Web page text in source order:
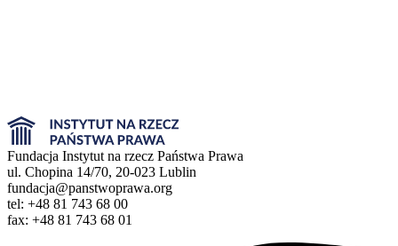
Fundacja Instytut na rzecz Państwa Prawa
ul. Chopina 14/70, 20-023 Lublin
fundacja@panstwoprawa.org
tel: +48 81 743 68 00
fax: +48 81 743 68 01